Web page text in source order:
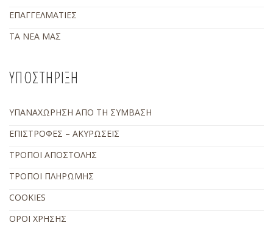
ΕΠΑΓΓΕΛΜΑΤΙΕΣ
ΤΑ ΝΕΑ ΜΑΣ
ΥΠΟΣΤΗΡΙΞΗ
ΥΠΑΝΑΧΩΡΗΣΗ ΑΠΟ ΤΗ ΣΥΜΒΑΣΗ
ΕΠΙΣΤΡΟΦΕΣ – ΑΚΥΡΩΣΕΙΣ
ΤΡΟΠΟΙ ΑΠΟΣΤΟΛΗΣ
ΤΡΟΠΟΙ ΠΛΗΡΩΜΗΣ
COOKIES
ΟΡΟΙ ΧΡΗΣΗΣ